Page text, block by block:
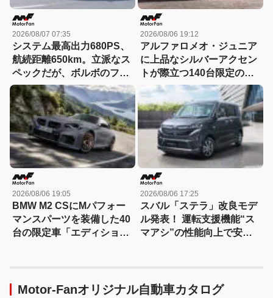
2026/08/07 07:35
システム最高出力680PS、
航続距離650km。立派なス
ペックだが、ボルボのフラ
ッグシップSUVの本当の魅
力は数字以外にあった！
【ボルボEX90試乗】
2026/08/06 19:12
アルファロメオ・ジュニア
に上品なシルバーアクセン
トが際立つ140台限定の
「スポルト スペチアーレ」
が登場！
2026/08/06 19:05
BMW M2 CSにMパフォー
マンスパーツを装備した40
台の限定車「エディショ
2026/08/06 17:25
スバル「ステラ」改良モデ
ル発表！ 運転支援機能“ス
マアシ”の性能向上で安心
Motor-Fanオリジナル自動車カタログ